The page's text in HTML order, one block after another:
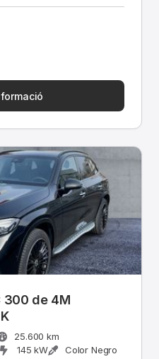
300 de 4M
25.600 km
145 kW Color Negro